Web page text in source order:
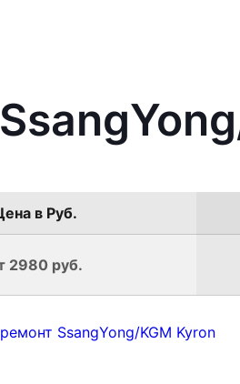
в Руб.
2980 руб.
SsangYong/KGM Kyron